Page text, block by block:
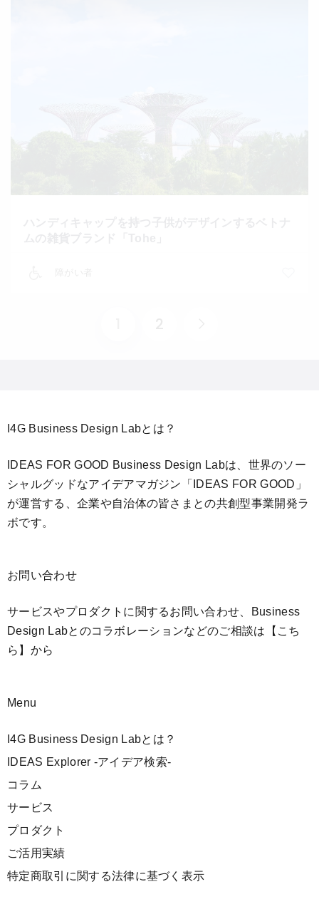
I4G Business Design Labとは？
IDEAS FOR GOOD Business Design Labは、世界のソー
シャルグッドなアイデアマガジン「IDEAS FOR GOOD」
が運営する、企業や自治体の皆さまとの共創型事業開発ラ
ボです。
お問い合わせ
サービスやプロダクトに関するお問い合わせ、Business
Design Labとのコラボレーションなどのご相談は 【こち
ら】 から
Menu
I4G Business Design Labとは？
IDEAS Explorer -アイデア検索-
コラム
サービス
プロダクト
ご活用実績
特定商取引に関する法律に基づく表示